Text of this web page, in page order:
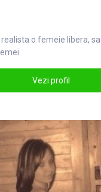
o femeie libera,
Vezi profil